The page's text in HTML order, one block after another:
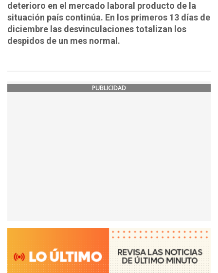
deterioro en el mercado laboral producto de la
situación país continúa. En los primeros 13 días de
diciembre las desvinculaciones totalizan los
despidos de un mes normal.
PUBLICIDAD